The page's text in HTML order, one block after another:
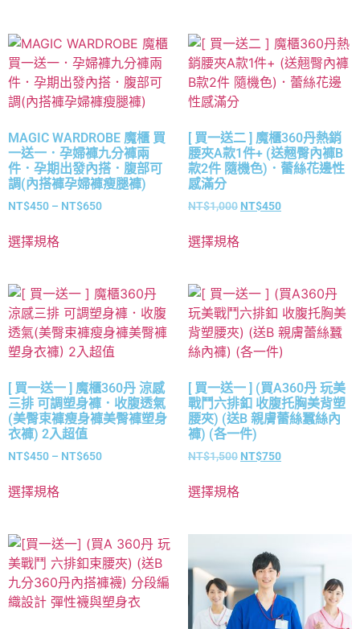
MAGIC WARDROBE 魔櫃 買
一送一．孕婦褲九分褲兩
件．孕期出發內搭．腹部可
調(內搭褲孕婦褲瘦腿褲)
NT$450 – NT$650
選擇規格
[ 買一送二 ] 魔櫃360丹熱銷
腰夾A款1件+ (送翹臀內褲B
款2件 隨機色)．蕾絲花邊性
感滿分
NT$1,000 NT$450
選擇規格
[ 買一送一 ] 魔櫃360丹 涼感
三排 可調塑身褲．收腹透氣
(美臀束褲瘦身褲美臀褲塑身
衣褲) 2入超值
NT$450 – NT$650
選擇規格
[ 買一送一 ] (買A360丹 玩美
戰鬥六排釦 收腹托胸美背塑
腰夾) (送B 親膚蕾絲蠶絲內
褲) (各一件)
NT$1,500 NT$750
選擇規格